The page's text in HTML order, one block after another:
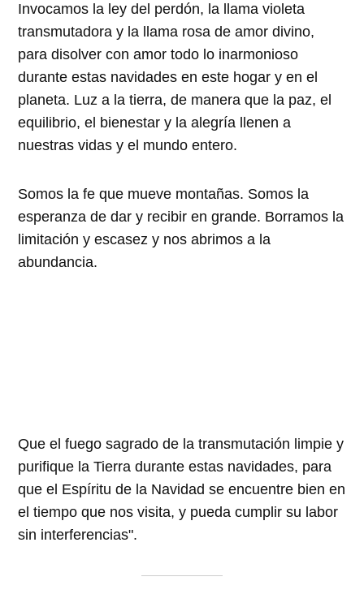
Invocamos la ley del perdón, la llama violeta
transmutadora y la llama rosa de amor divino,
para disolver con amor todo lo inarmonioso
durante estas navidades en este hogar y en el
planeta. Luz a la tierra, de manera que la paz, el
equilibrio, el bienestar y la alegría llenen a
nuestras vidas y el mundo entero.
Somos la fe que mueve montañas. Somos la
esperanza de dar y recibir en grande. Borramos la
limitación y escasez y nos abrimos a la
abundancia.
Que el fuego sagrado de la transmutación limpie y
purifique la Tierra durante estas navidades, para
que el Espíritu de la Navidad se encuentre bien en
el tiempo que nos visita, y pueda cumplir su labor
sin interferencias".